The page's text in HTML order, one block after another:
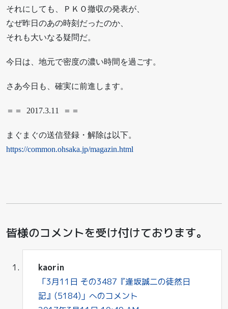
それにしても、ＰＫＯ撤収の発表が、
なぜ昨日のあの時刻だったのか、
それも大いなる疑問だ。
今日は、地元で密度の濃い時間を過ごす。
さあ今日も、確実に前進します。
＝＝ 2017.3.11 ＝＝
まぐまぐの送信登録・解除は以下。
https://common.ohsaka.jp/magazin.html
皆様のコメントを受け付けております。
kaorin
「3月11日 その3487『逢坂誠二の徒然日
記』(5184)」へのコメント